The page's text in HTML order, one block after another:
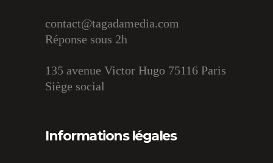
contact@tagadamedia.com
Réponse sous 2h
135 avenue Victor Hugo 75116 Paris
Siège social
Informations légales